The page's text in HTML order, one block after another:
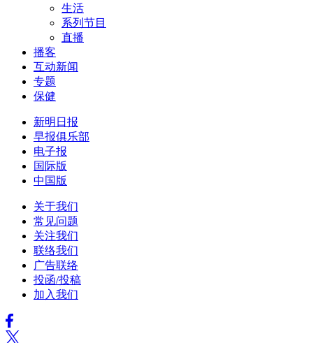
生活
系列节目
直播
播客
互动新闻
专题
保健
新明日报
早报俱乐部
电子报
国际版
中国版
关于我们
常见问题
关注我们
联络我们
广告联络
投函/投稿
加入我们